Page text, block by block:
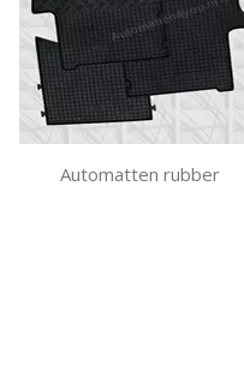
Automatten rubber